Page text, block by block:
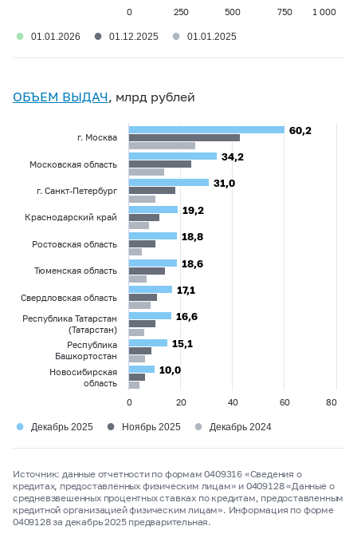
ОБЪЕМ ВЫДАЧ, млрд рублей
0
250 500 750 1 000
● 01.01.2026 ● 01.12.2025 ● 01.01.2025
60,2
60,2
34,2
34,2
31,0
31,0
19,2
19,2
18,8
18,8
18,6
18,6
17,1
17,1
16,6
16,6
15,1
15,1
10,0
10,0
г. Москва
Московская область
г. Санкт-Петербург
Краснодарский край
Ростовская область
Тюменская область
Свердловская область
Республика Татарстан
(Татарстан)
Республика
Башкортостан
Новосибирская
область
0
20 40 60 80
● Декабрь 2025 ● Ноябрь 2025 ● Декабрь 2024
Источник: данные отчетности по формам 0409316 «Сведения о
кредитах, предоставленных физическим лицам» и 0409128 «Данные о
средневзвешенных процентных ставках по кредитам, предоставленным
кредитной организацией физическим лицам». Информация по форме
0409128 за декабрь 2025 предварительная.